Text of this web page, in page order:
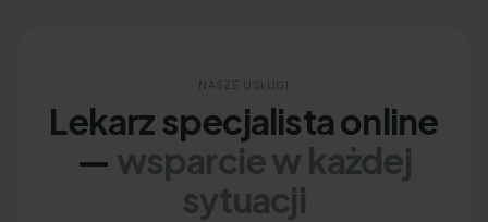
NASZE USŁUGI
Lekarz specjalista online
— wsparcie w każdej
sytuacji